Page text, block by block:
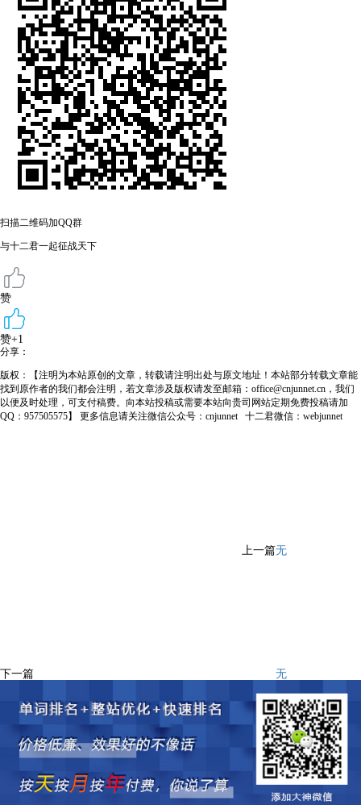
扫描二维码加QQ群
与十二君一起征战天下
赞
赞+1
分享：
版权：【注明为本站原创的文章，转载请注明出处与原文地址！本站部分转载文章能
找到原作者的我们都会注明，若文章涉及版权请发至邮箱：office@cnjunnet.cn，我们
以便及时处理，可支付稿费。向本站投稿或需要本站向贵司网站定期免费投稿请加
QQ：957505575】 更多信息请关注微信公众号：cnjunnet 十二君微信：webjunnet
上一篇无
下一篇 无